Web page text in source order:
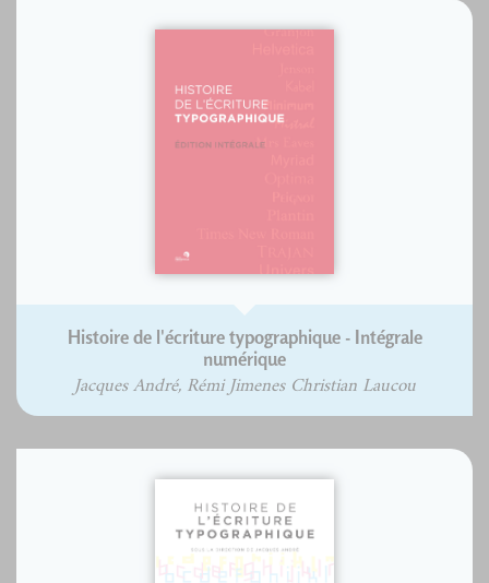
Histoire de l'écriture typographique - Intégrale
numérique
Jacques André, Rémi Jimenes Christian Laucou